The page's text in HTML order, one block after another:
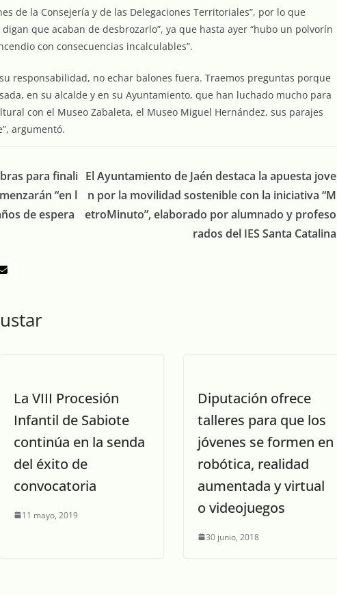
de la Consejería y de las Delegaciones Territoriales”, por lo que
que acaban de desbrozarlo”, ya que hasta ayer “hubo un polvorín
con consecuencias incalculables”.
responsabilidad, no echar balones fuera. Traemos preguntas porque
en su alcalde y en su Ayuntamiento, que han luchado mucho para
con el Museo Zabaleta, el Museo Miguel Hernández, sus parajes
argumentó.
para finali
“en l
de espera
El Ayuntamiento de Jaén destaca la apuesta jove
n por la movilidad sostenible con la iniciativa “M
etroMinuto”, elaborado por alumnado y profeso
rados del IES Santa Catalina
La VIII Procesión
Infantil de Sabiote
continúa en la senda
del éxito de
convocatoria
11 mayo, 2019
Diputación ofrece
talleres para que los
jóvenes se formen en
robótica, realidad
aumentada y virtual
o videojuegos
30 junio, 2018